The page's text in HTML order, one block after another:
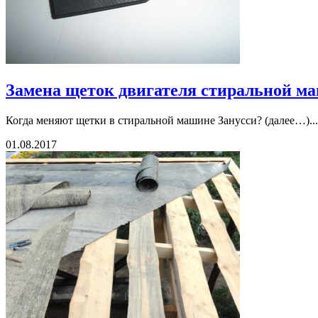
Замена щеток двигателя стиральной
Когда меняют щетки в стиральной машине Занусси? (далее…)...
01.08.2017